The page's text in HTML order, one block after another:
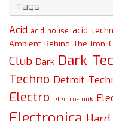
Tags
Acid acid house acid
Ambient Behind The Iron
Club Dark Dark
Techno Detroit
Electro electro-funk